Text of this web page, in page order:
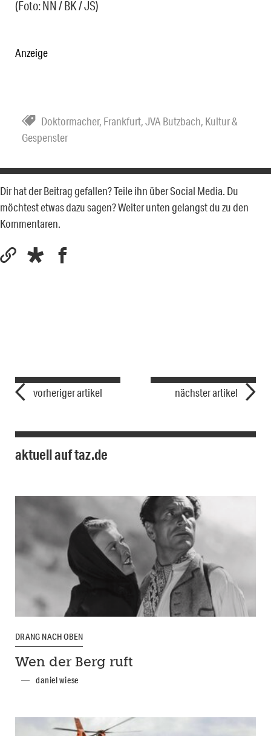
(Foto: NN / BK / JS)
Anzeige
Doktormacher, Frankfurt,JVA Butzbach, Kultur &
Gespenster
Dir hat der Beitrag gefallen? Teile ihn über Social Media. Du
möchtest etwas dazu sagen? Weiter unten gelangst du zu den
Kommentaren.
vorheriger artikel nächster artikel
aktuell auf taz.de
DRANG NACH OBEN
Wen der Berg ruft
daniel wiese